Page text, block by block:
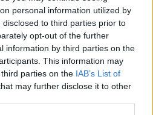
personal information utilized by
to third parties prior to
opt-out of the further
information by third parties on the
This information may
parties on the IAB’s List of
may further disclose it to other
Stivostime των